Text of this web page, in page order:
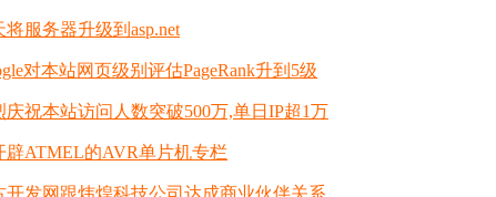
将服务器升级到asp.net
对本站网页级别评估PageRank升到5级
庆祝本站访问人数突破500万,单日IP超1万
辟ATMEL的AVR单片机专栏